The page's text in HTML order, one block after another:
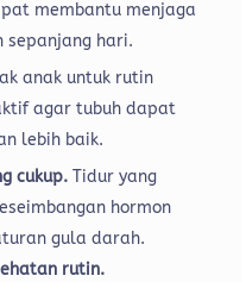
membantu menjaga
sepanjang hari.
anak untuk rutin
agar tubuh dapat
lebih baik.
cukup. Tidur yang
hormon
gula darah.
rutin.